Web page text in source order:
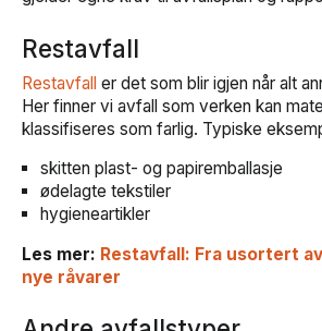
Restavfall
Restavfall er det som blir igjen når alt
Her finner vi avfall som verken kan
klassifiseres som farlig. Typiske
skitten plast- og papiremballasje
ødelagte tekstiler
hygieneartikler
Les mer: Restavfall: Fra usortert
nye råvarer